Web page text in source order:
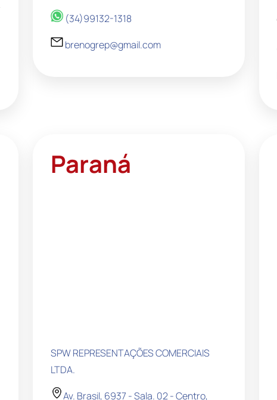
(34)99132-1318
brenogrep@gmail.com
Paraná
SPW REPRESENTAÇÕES COMERCIAIS
LTDA.
Av. Brasil, 6937 - Sala. 02 - Centro,